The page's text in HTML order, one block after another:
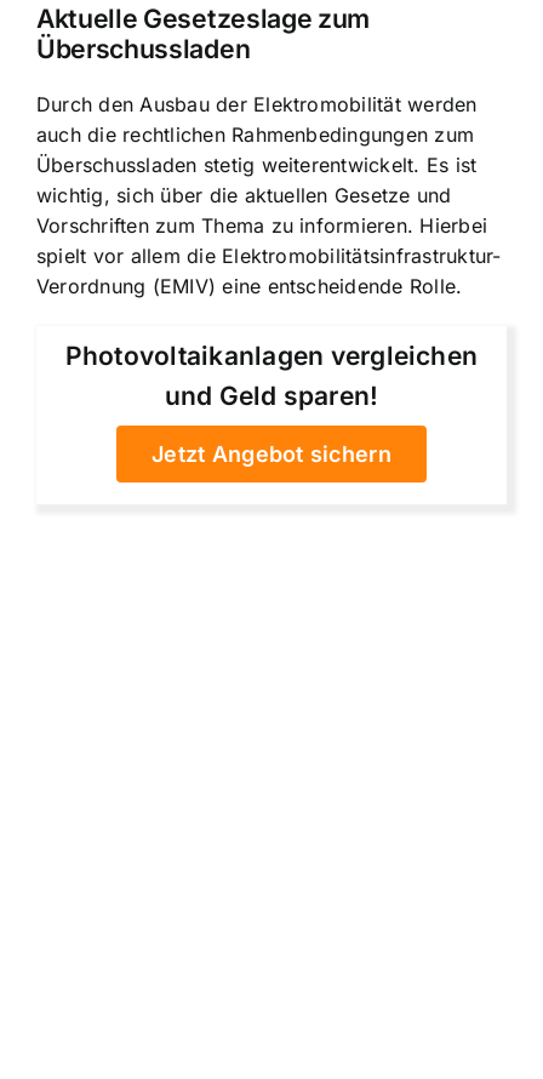
Aktuelle Gesetzeslage zum
Überschussladen
Durch den Ausbau der Elektromobilität werden
auch die rechtlichen Rahmenbedingungen zum
Überschussladen stetig weiterentwickelt. Es ist
wichtig, sich über die aktuellen Gesetze und
Vorschriften zum Thema zu informieren. Hierbei
spielt vor allem die Elektromobilitätsinfrastruktur-
Verordnung (EMIV) eine entscheidende Rolle.
Photovoltaikanlagen vergleichen
und Geld sparen!
Jetzt Angebot sichern